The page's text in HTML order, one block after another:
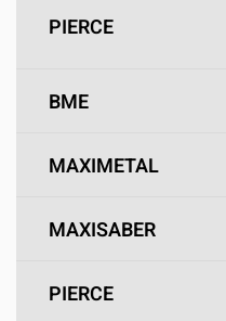
PIERCE
BME
MAXIMETAL
MAXISABER
PIERCE